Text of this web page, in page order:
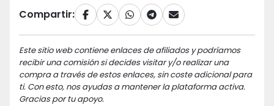
Compartir:
Este sitio web contiene enlaces de afiliados y podríamos
recibir una comisión si decides visitar y/o realizar una
compra a través de estos enlaces, sin coste adicional para
ti. Con esto, nos ayudas a mantener la plataforma activa.
Gracias por tu apoyo.